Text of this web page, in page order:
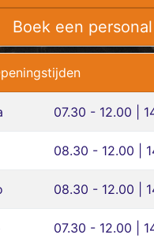
Boek een
07.30 - 12.00 |
08.30 - 12.00 |
08.30 - 12.00 |
07.30 - 12.00 |